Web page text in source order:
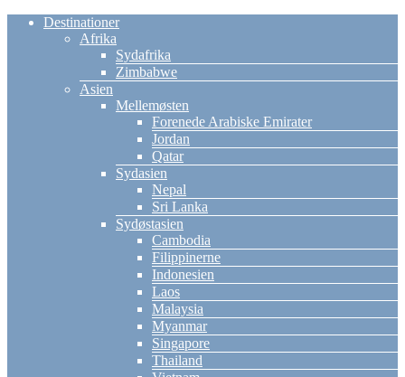
Destinationer
Afrika
Sydafrika
Zimbabwe
Asien
Mellemøsten
Forenede Arabiske Emirater
Jordan
Qatar
Sydasien
Nepal
Sri Lanka
Sydøstasien
Cambodia
Filippinerne
Indonesien
Laos
Malaysia
Myanmar
Singapore
Thailand